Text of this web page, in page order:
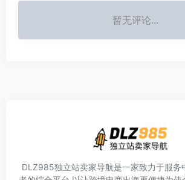
暂无评论...
DLZ985独立站卖家导航是一家致力于服务